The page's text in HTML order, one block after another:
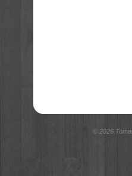
© 2026